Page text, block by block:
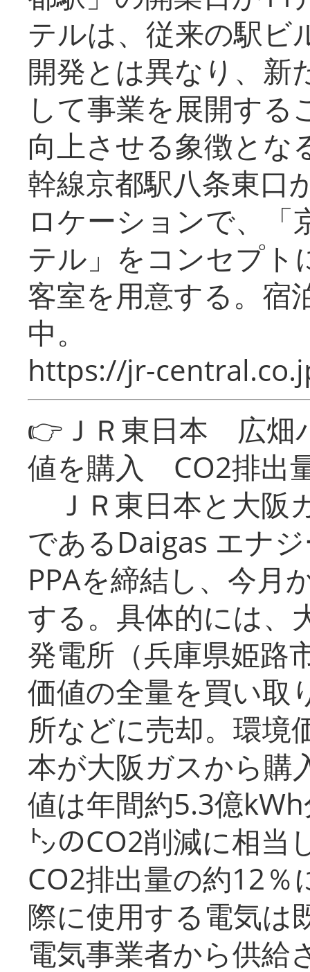
テルは、従来の駅ビ
開発とは異なり、新
して事業を展開する
向上させる象徴とな
幹線京都駅八条東口
ロケーションで、「
テル」をコンセプト
客室を用意する。宿
中。
https://jr-
👉ＪＲ東日本 広畑
値を購入 CO2排出
ＪＲ東日本と大阪
であるDaigas エナ
PPAを締結し、今月
する。具体的には、
発電所（兵庫県姫路
価値の全量を買い取
所などに売却。環境
本が大阪ガスから購
値は年間約5.3億
㌧のCO2削減に相当
CO2排出量の約12％
際に使用する電気は
電気事業者から供給